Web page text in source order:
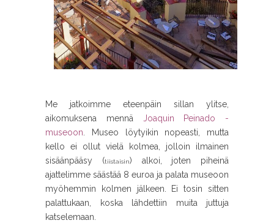
Me jatkoimme eteenpäin sillan ylitse,
aikomuksena mennä Joaquin Peinado -
museoon. Museo löytyikin nopeasti, mutta
kello ei ollut vielä kolmea, jolloin ilmainen
sisäänpääsy (tiistaisin) alkoi, joten piheinä
ajattelimme säästää 8 euroa ja palata museoon
myöhemmin kolmen jälkeen. Ei tosin sitten
palattukaan, koska lähdettiin muita juttuja
katselemaan.